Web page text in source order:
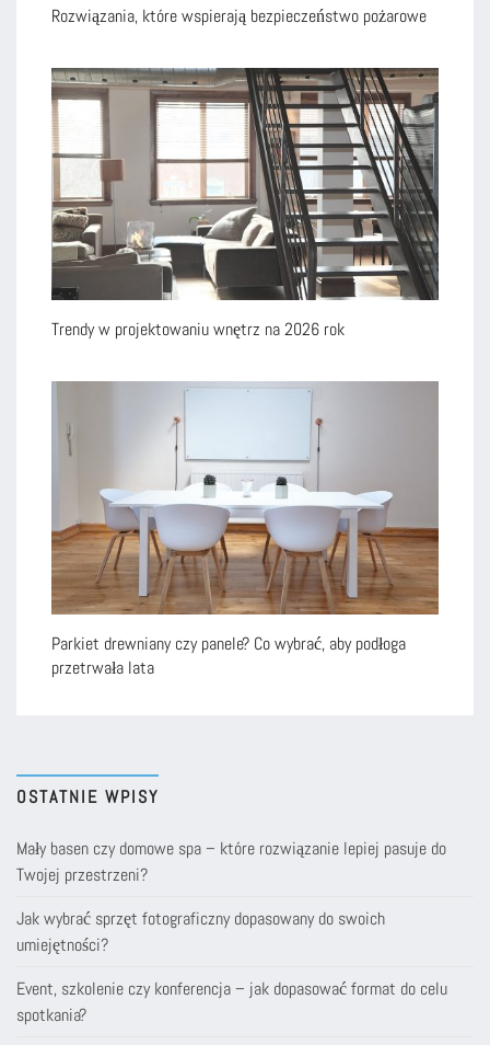
Rozwiązania, które wspierają bezpieczeństwo pożarowe
Trendy w projektowaniu wnętrz na 2026 rok
Parkiet drewniany czy panele? Co wybrać, aby podłoga
przetrwała lata
OSTATNIE WPISY
Mały basen czy domowe spa – które rozwiązanie lepiej pasuje do
Twojej przestrzeni?
Jak wybrać sprzęt fotograficzny dopasowany do swoich
umiejętności?
Event, szkolenie czy konferencja – jak dopasować format do celu
spotkania?